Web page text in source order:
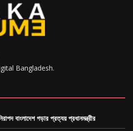
Bangladesh.
বাংলাদেশ গড়ার প্রত্যয় প্রধানমন্ত্রীর